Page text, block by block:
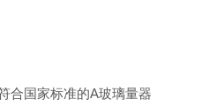
合国家标准的A玻璃量器